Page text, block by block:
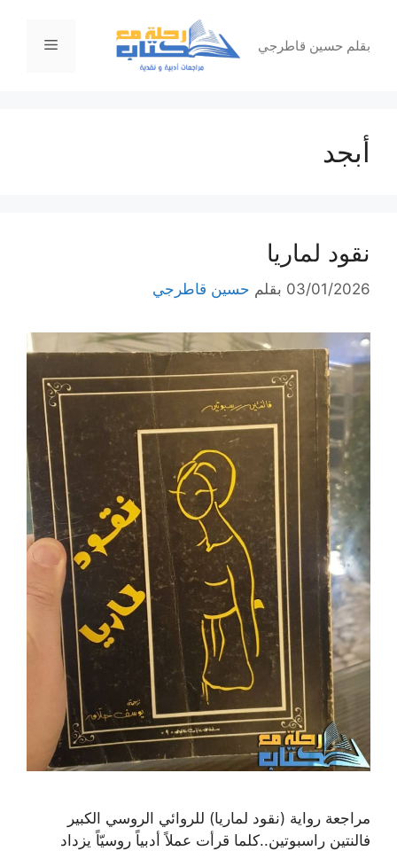
المحتوىبقلم حسين قاطرجي القائمة
أبجد
نقود لماريا
03/01/2026 بقلم حسين قاطرجي
مراجعة رواية (نقود لماريا) للروائي الروسي الكبير
فالنتين راسبوتين..كلما قرأت عملاً أدبياً روسيّاً يزداد